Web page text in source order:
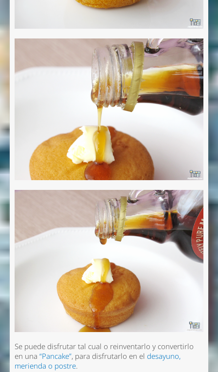
Se puede disfrutar tal cual o reinventarlo y convertirlo
en una “Pancake”, para disfrutarlo en el desayuno,
merienda o postre.